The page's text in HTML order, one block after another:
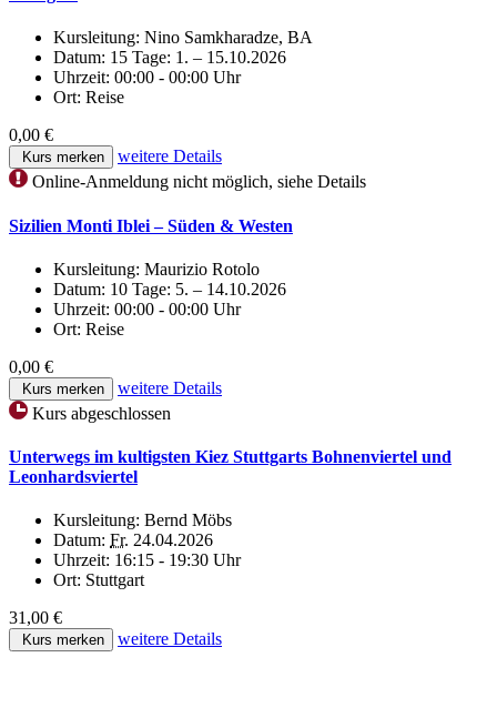
Kursleitung: Nino Samkharadze, BA
Datum: 15 Tage: 1. – 15.10.2026
Uhrzeit: 00:00 - 00:00 Uhr
Ort: Reise
0,00 €
Kurs merken
weitere Details
Online-Anmeldung nicht möglich, siehe Details
Sizilien Monti Iblei – Süden & Westen
Kursleitung: Maurizio Rotolo
Datum: 10 Tage: 5. – 14.10.2026
Uhrzeit: 00:00 - 00:00 Uhr
Ort: Reise
0,00 €
Kurs merken
weitere Details
Kurs abgeschlossen
Unterwegs im kultigsten Kiez Stuttgarts Bohnenviertel und
Leonhardsviertel
Kursleitung: Bernd Möbs
Datum: Fr. 24.04.2026
Uhrzeit: 16:15 - 19:30 Uhr
Ort: Stuttgart
31,00 €
Kurs merken weitere Details